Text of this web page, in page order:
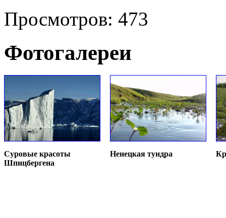
Просмотров: 473
Фотогалереи
Суровые красоты
Шпицбергена
Ненецкая тундра